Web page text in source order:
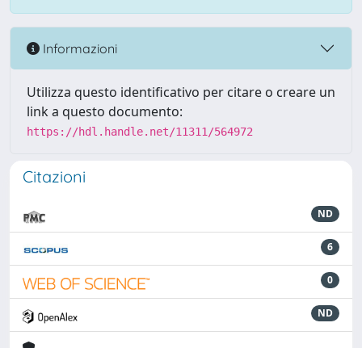
Informazioni
Utilizza questo identificativo per citare o creare un
link a questo documento:
https://hdl.handle.net/11311/564972
Citazioni
ND
6
0
ND